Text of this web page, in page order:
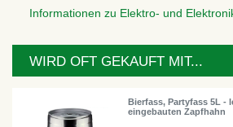
Informationen zu Elektro- und
WIRD OFT GEKAUFT MIT...
Bierfass, Partyfass 5L -
eingebauten Zapfhahn